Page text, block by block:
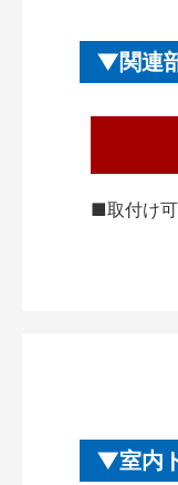
関連
■取付け可
室内